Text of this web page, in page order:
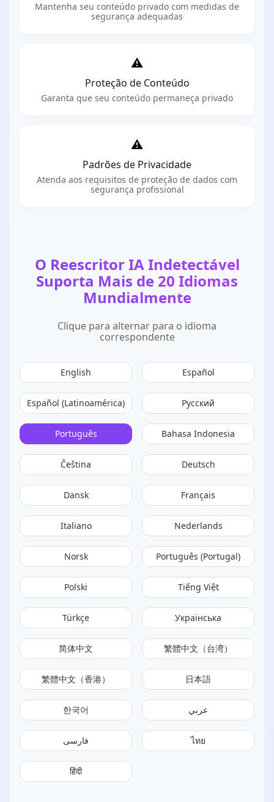
Mantenha seu conteúdo privado com medidas de
segurança adequadas
⚠️
Proteção de Conteúdo
Garanta que seu conteúdo permaneça privado
⚠️
Padrões de Privacidade
Atenda aos requisitos de proteção de dados com
segurança profissional
O Reescritor IA Indetectável
Suporta Mais de 20 Idiomas
Mundialmente
Clique para alternar para o idioma
correspondente
English Español
Español (Latinoamérica) Русский
Português Bahasa Indonesia
Čeština Deutsch
Dansk Français
Italiano Nederlands
Norsk Português (Portugal)
Polski Tiếng Việt
Türkçe Українська
简体中文 繁體中文（台湾）
繁體中文（香港） 日本語
한국어 عربي
فارسی ไทย
हिंदी